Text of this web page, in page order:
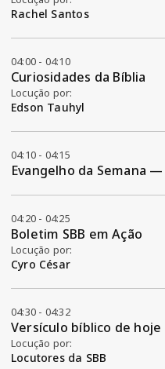
Rachel Santos
04:00 - 04:10
Curiosidades da Bíblia
Locução por:
Edson Tauhyl
04:10 - 04:15
Evangelho da Semana
04:20 - 04:25
Boletim SBB em Ação
Locução por:
Cyro César
04:30 - 04:32
Versículo bíblico de hoje
Locução por:
Locutores da SBB